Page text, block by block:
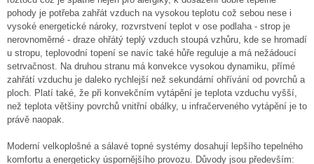
pohody je potřeba zahřát vzduch na vysokou teplotu což sebou nese i
vysoké energetické nároky, rozvrstvení teplot v ose podlaha - strop je
nerovnoměrné - draze ohřátý teplý vzduch stoupá vzhůru, kde se hromadí
u stropu, teplovodní topení se navíc také hůře reguluje a má nežádoucí
setrvačnost. Na druhou stranu má konvekce vysokou dynamiku, přímé
zahřátí vzduchu je daleko rychlejší než sekundární ohřívání od povrchů a
ploch. Platí také, že při konvekčním vytápění je teplota vzduchu vyšší,
než teplota většiny povrchů vnitřní obálky, u infračerveného vytápění je to
právě naopak.
Moderní velkoplošné a sálavé topné systémy dosahují lepšího tepelného
komfortu a energeticky úspornějšího provozu. Důvody jsou především: